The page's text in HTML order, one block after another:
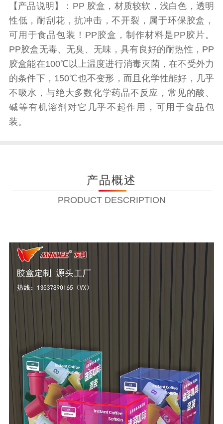
【产品说明】：PP 胶盒，材质较软，浅白色，透明
性低，耐刮花，抗冲击，不开裂，属于环保胶盒，
可用于食品包装！PP胶盒，制作材料是PP胶片。
PP胶盒无毒、无臭、无味，具有良好的耐热性，PP
胶盒能在100℃以上温度进行消毒灭菌，在不受外力
的条件下，150℃也不变形，而且化学性能好，几乎
不吸水，与绝大多数化学药品不反应，常见的酸、
碱等有机溶剂对它几乎不起作用，可用于食品包
装。
产品概述
PRODUCT DESCRIPTION